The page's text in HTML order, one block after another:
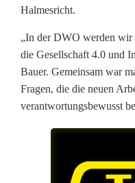
,
A
r
b
Halmesricht.
„In der DWO werden wir
die Gesellschaft 4.0 und
Bauer. Gemeinsam war
Fragen, die die neuen
verantwortungsbewusst